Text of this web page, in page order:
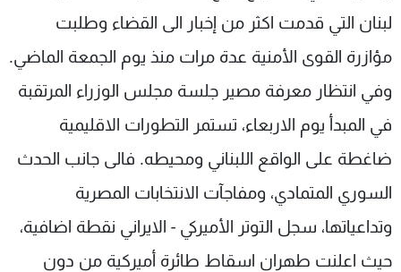
لبنان التي قدمت اكثر من إخبار الى القضاء وطلبت
مؤازرة القوى الأمنية عدة مرات منذ يوم الجمعة الماضي.
وفي انتظار معرفة مصير جلسة مجلس الوزراء المرتقبة
في المبدأ يوم الاربعاء، تستمر التطورات الاقليمية
ضاغطة على الواقع اللبناني ومحيطه. فالى جانب الحدث
السوري المتمادي، ومفاجآت الانتخابات المصرية
وتداعياتها، سجل التوتر الأميركي - الايراني نقطة اضافية،
حيث اعلنت طهران اسقاط طائرة أميركية من دون